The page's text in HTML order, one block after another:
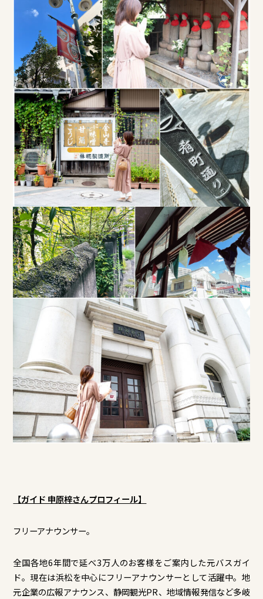
【ガイド 申原梓さんプロフィール】
フリーアナウンサー。
全国各地6年間で延べ3万人のお客様をご案内した元バスガイ
ド。現在は浜松を中心にフリーアナウンサーとして活躍中。地
元企業の広報アナウンス、静岡観光PR、地域情報発信など多岐